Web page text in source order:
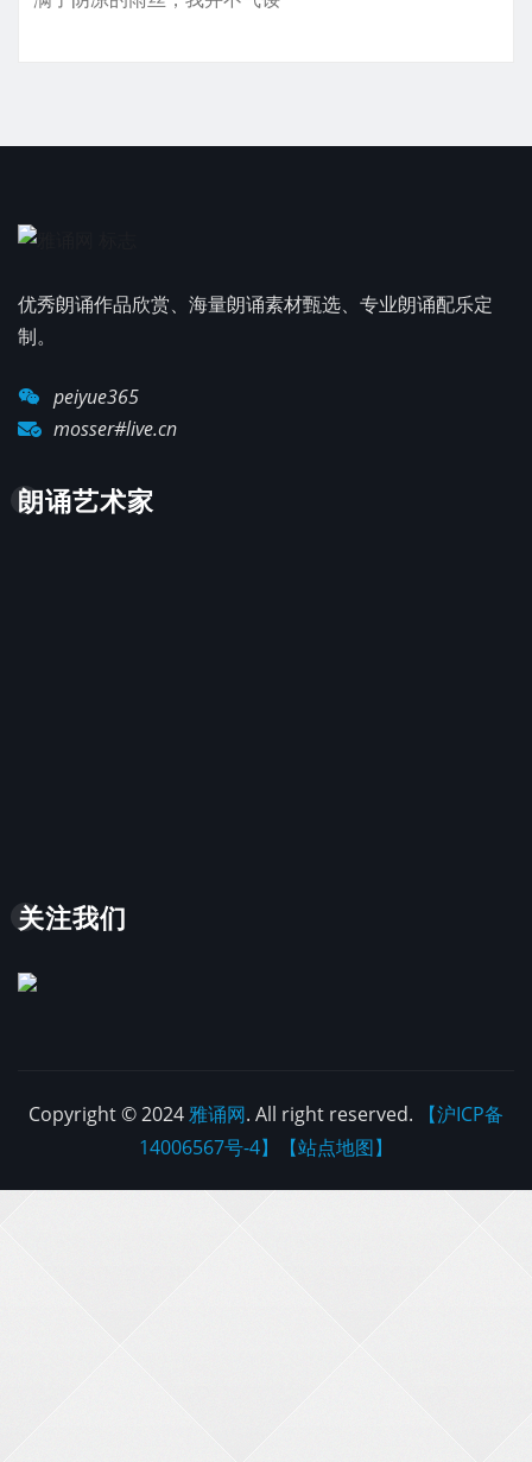
优秀朗诵作品欣赏、海量朗诵素材甄选、专业朗诵配乐定
制。
peiyue365
mosser#live.cn
朗诵艺术家
关注我们
Copyright © 2024雅诵网. All right reserved.
【沪ICP备
14006567号-4】
【站点地图】